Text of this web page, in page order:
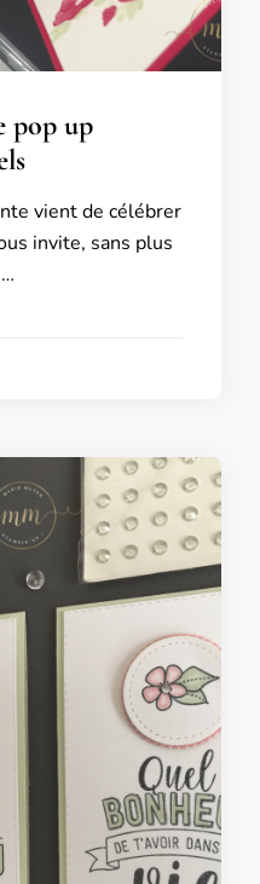
pop up
vient de célébrer
invite, sans plus